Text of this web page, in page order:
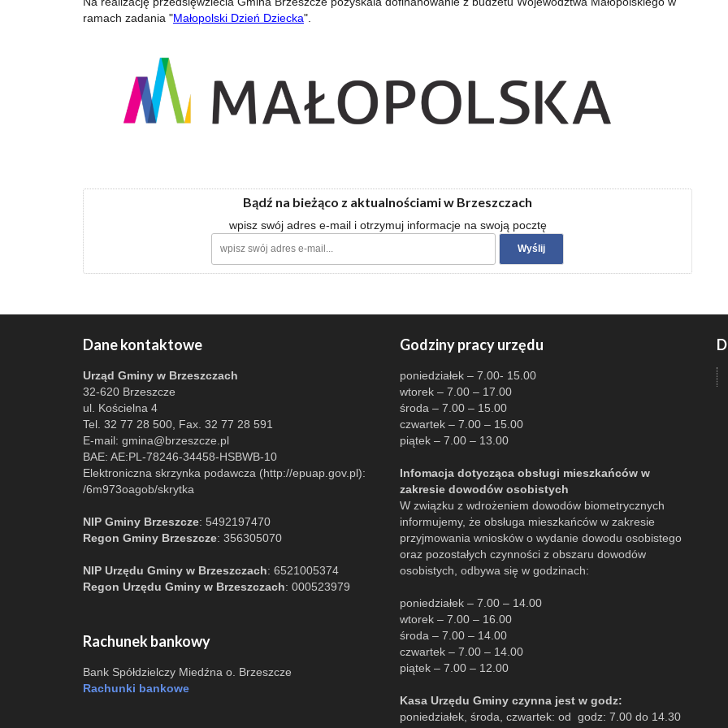
ramach zadania "Małopolski Dzień Dziecka".
Bądź na bieżąco z aktualnościami w Brzeszczach
wpisz swój adres e-mail i otrzymuj informacje na swoją pocztę
Dane kontaktowe
Urząd Gminy w Brzeszczach
32-620 Brzeszcze
ul. Kościelna 4
Tel. 32 77 28 500, Fax. 32 77 28 591
E-mail: gmina@brzeszcze.pl
BAE: AE:PL-78246-34458-HSBWB-10
Elektroniczna skrzynka podawcza (http://epuap.gov.pl):
/6m973oagob/skrytka
NIP Gminy Brzeszcze: 5492197470
Regon Gminy Brzeszcze: 356305070
NIP Urzędu Gminy w Brzeszczach: 6521005374
Regon Urzędu Gminy w Brzeszczach: 000523979
Rachunek bankowy
Bank Spółdzielczy Miedźna o. Brzeszcze
Rachunki bankowe
Godziny pracy urzędu
poniedziałek – 7.00- 15.00
wtorek – 7.00 – 17.00
środa – 7.00 – 15.00
czwartek – 7.00 – 15.00
piątek – 7.00 – 13.00
Infomacja dotycząca obsługi mieszkańców w
zakresie dowodów osobistych
W związku z wdrożeniem dowodów biometrycznych
informujemy, że obsługa mieszkańców w zakresie
przyjmowania wniosków o wydanie dowodu osobistego
oraz pozostałych czynności z obszaru dowodów
osobistych, odbywa się w godzinach:
poniedziałek – 7.00 – 14.00
wtorek – 7.00 – 16.00
środa – 7.00 – 14.00
czwartek – 7.00 – 14.00
piątek – 7.00 – 12.00
Kasa Urzędu Gminy czynna jest w godz:
poniedziałek, środa, czwartek: od godz: 7.00 do 14.30